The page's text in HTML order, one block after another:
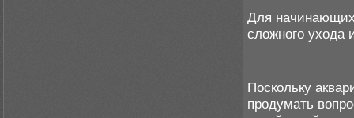
Для
сложного ухода
Поскольку
продумать